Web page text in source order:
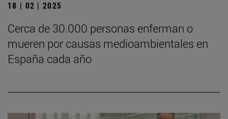
18 | 02 | 2025
Cerca de 30.000 personas enferman o
mueren por causas medioambientales en
España cada año